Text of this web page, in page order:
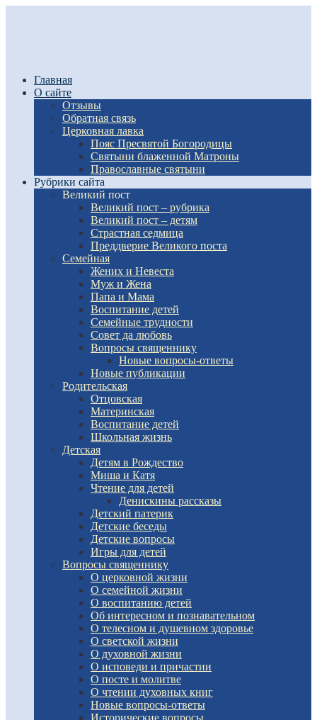
Главная
О сайте
Отзывы
Обратная связь
Церковная лавка
Пояс Пресвятой Богородицы
Святыни блаженной Матроны
Православные святыни
Рубрики сайта
Великий пост
Великий пост – рубрика
Великий пост – детям
Страстная седмица
Преддверие Великого поста
Семейная
Жених и Невеста
Муж и Жена
Папа и Мама
Воспитание детей
Семейные трудности
Совет да любовь
Вопросы священнику
Новые вопросы-ответы
Новые публикации
Родительская
Отцовская
Материнская
Воспитание детей
Школьная жизнь
Детская
Детям в Рождество
Миша и Катя
Чтение для детей
Денискины рассказы
Детский патерик
Детские беседы
Детские вопросы
Игры для детей
Вопросы священнику
О церковной жизни
О семейной жизни
О воспитанию детей
Об интересном и познавательном
О телесном и душевном здоровье
О светской жизни
О духовной жизни
О исповеди и причастии
О посте и молитве
О чтении духовных книг
Новые вопросы-ответы
Исторические вопросы